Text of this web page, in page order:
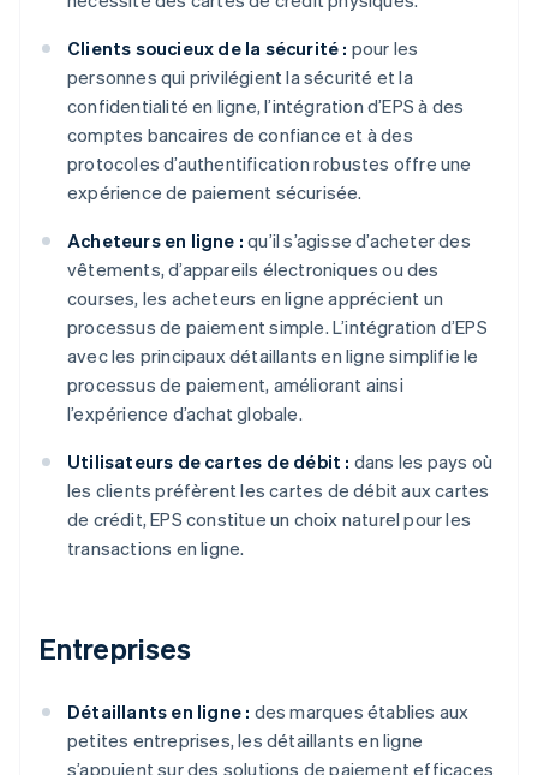
Clients soucieux de la sécurité : pour les
personnes qui privilégient la sécurité et la
confidentialité en ligne, l’intégration d’EPS à des
comptes bancaires de confiance et à des
protocoles d’authentification robustes offre une
expérience de paiement sécurisée.
Acheteurs en ligne : qu’il s’agisse d’acheter des
vêtements, d’appareils électroniques ou des
courses, les acheteurs en ligne apprécient un
processus de paiement simple. L’intégration d’EPS
avec les principaux détaillants en ligne simplifie le
processus de paiement, améliorant ainsi
l’expérience d’achat globale.
Utilisateurs de cartes de débit : dans les pays où
les clients préfèrent les cartes de débit aux cartes
de crédit, EPS constitue un choix naturel pour les
transactions en ligne.
Entreprises
Détaillants en ligne : des marques établies aux
petites entreprises, les détaillants en ligne
s’appuient sur des solutions de paiement efficaces